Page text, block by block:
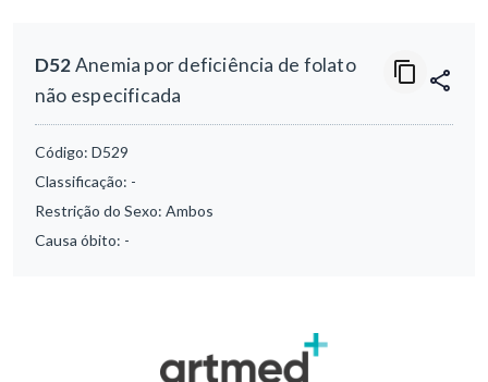
D52Anemia por deficiência de folato
não especificada
Código: D529
Classificação: -
Restrição do Sexo: Ambos
Causa óbito: -